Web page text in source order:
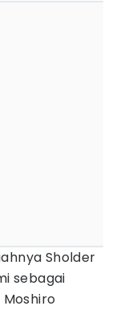
Sholder
sebagai
Moshiro